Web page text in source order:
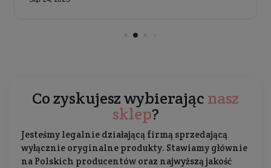
Co zyskujesz wybierając nasz
sklep?
Jesteśmy legalnie działającą firmą sprzedającą
wyłącznie oryginalne produkty. Stawiamy głównie
na Polskich producentów oraz najwyższą jakość